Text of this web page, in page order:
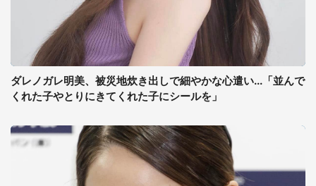
ダレノガレ明美、被災地炊き出しで細やかな心遣い...「並んで
くれた子やとりにきてくれた子にシールを」